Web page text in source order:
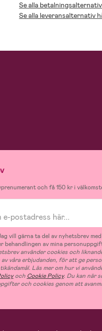
Se alla
Se alla leveransalternativ
och få 150 kr i
vill gärna ta del av nyhetsbrev
behandlingen av mina
använder cookies och
våra erbjudanden, för att ge
Läs mer om hur vi
och Cookie Policy. Du kan när
och cookies genom att